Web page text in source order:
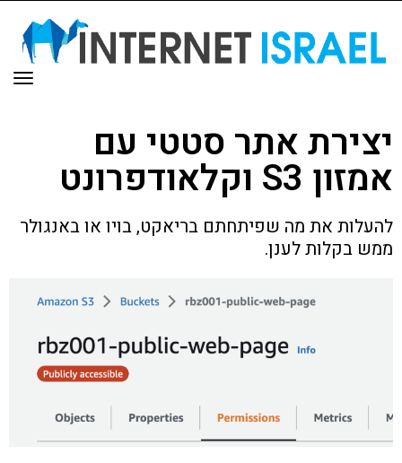
יצירת אתר סטטי עם
אמזון S3 וקלאודפרונט
להעלות את מה שפיתחתם בריאקט, בויו או באנגולר
ממש בקלות לענן.